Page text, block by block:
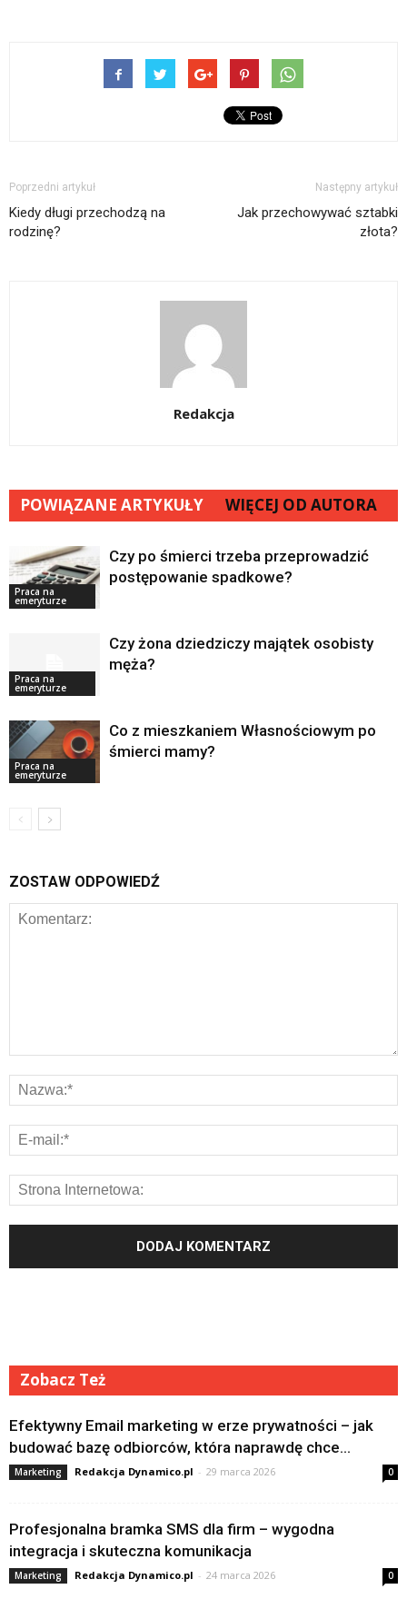
Poprzedni artykuł
Kiedy długi przechodzą na
rodzinę?
Następny artykuł
Jak przechowywać sztabki
złota?
Redakcja
POWIĄZANE ARTYKUŁY WIĘCEJ OD AUTORA
Praca na
emeryturze
Czy po śmierci trzeba przeprowadzić
postępowanie spadkowe?
Praca na
emeryturze
Czy żona dziedziczy majątek osobisty
męża?
Praca na
emeryturze
Co z mieszkaniem Własnościowym po
śmierci mamy?
ZOSTAW ODPOWIEDŹ
Zobacz Też
Efektywny Email marketing w erze prywatności – jak
budować bazę odbiorców, która naprawdę chce...
Marketing Redakcja Dynamico.pl - 29 marca 2026 0
Profesjonalna bramka SMS dla firm – wygodna
integracja i skuteczna komunikacja
Marketing Redakcja Dynamico.pl - 24 marca 2026 0